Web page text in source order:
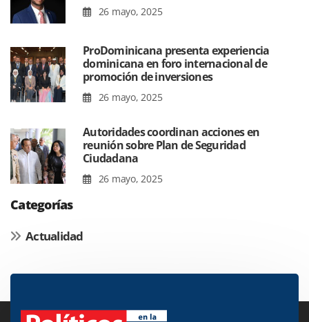
26 mayo, 2025
ProDominicana presenta experiencia
dominicana en foro internacional de
promoción de inversiones
26 mayo, 2025
Autoridades coordinan acciones en
reunión sobre Plan de Seguridad
Ciudadana
26 mayo, 2025
Categorías
Actualidad